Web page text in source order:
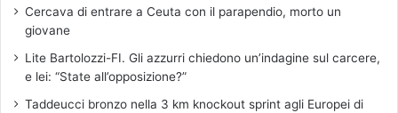
Cercava di entrare a Ceuta con il parapendio, morto un
giovane
Lite Bartolozzi-FI. Gli azzurri chiedono un’indagine sul carcere,
e lei: “State all’opposizione?”
Taddeucci bronzo nella 3 km knockout sprint agli Europei di